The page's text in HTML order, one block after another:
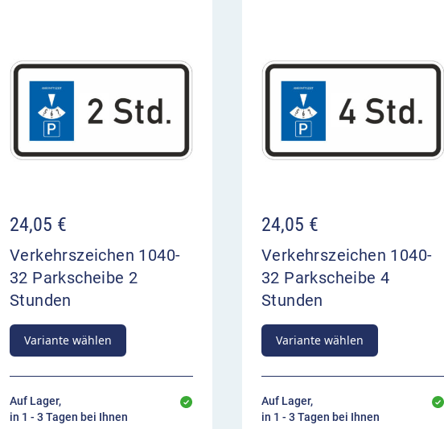
24,05 €
Verkehrszeichen 1040-
32 Parkscheibe 2
Stunden
Variante wählen
Auf Lager,
in 1 - 3 Tagen bei Ihnen
24,05 €
Verkehrszeichen 1040-
32 Parkscheibe 4
Stunden
Variante wählen
Auf Lager,
in 1 - 3 Tagen bei Ihnen